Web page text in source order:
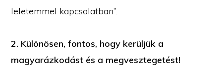
leletemmel kapcsolatban”.
2. Különösen, fontos, hogy kerüljük a
magyarázkodást és a megvesztegetést!